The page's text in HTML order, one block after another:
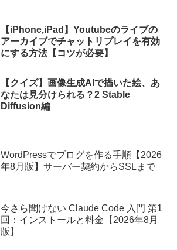
【iPhone,iPad】Youtubeのライブの
アーカイブでチャットリプレイを有効
にする方法【コツが必要】
【クイズ】画像生成AIで描いた絵、あ
なたは見分けられる？2 Stable
Diffusion編
WordPressでブログを作る手順【2026
年8月版】サーバー契約からSSLまで
今さら聞けない Claude Code 入門 第1
回：インストールと料金【2026年8月
版】